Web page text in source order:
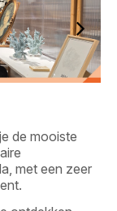
de mooiste
met een zeer